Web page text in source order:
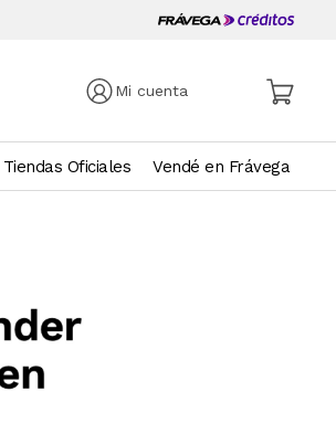
Mi cuenta
Tiendas Oficiales Vendé en Frávega